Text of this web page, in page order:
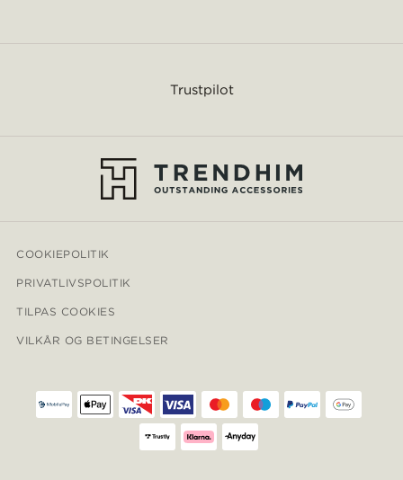
Trustpilot
COOKIEPOLITIK
PRIVATLIVSPOLITIK
TILPAS COOKIES
VILKÅR OG BETINGELSER